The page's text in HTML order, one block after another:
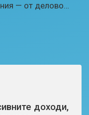
— от делово…
доходи,